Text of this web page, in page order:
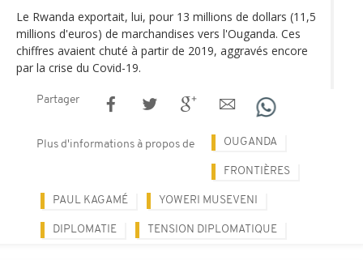
Le Rwanda exportait, lui, pour 13 millions de dollars (11,5
millions d'euros) de marchandises vers l'Ouganda. Ces
chiffres avaient chuté à partir de 2019, aggravés encore
par la crise du Covid-19.
Partager
Plus d'informations à propos de OUGANDA
FRONTIÈRES
PAUL KAGAMÉ YOWERI MUSEVENI
DIPLOMATIE TENSION DIPLOMATIQUE